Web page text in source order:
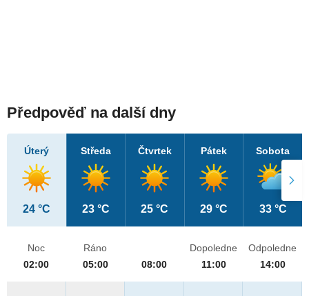
Předpověď na další dny
Úterý
24 °C
Středa
23 °C
Čtvrtek
25 °C
Pátek
29 °C
Sobota
33 °C
Noc
02:00
Ráno
05:00
08:00
Dopoledne
11:00
Odpoledne
14:00